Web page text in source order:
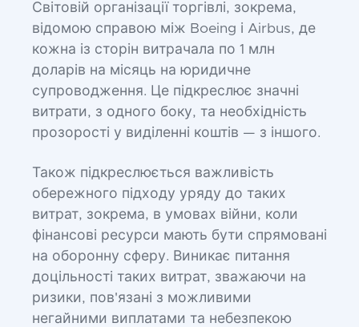
Світовій організації торгівлі, зокрема,
відомою справою між Boeing і Airbus, де
кожна із сторін витрачала по 1 млн
доларів на місяць на юридичне
супроводження. Це підкреслює значні
витрати, з одного боку, та необхідність
прозорості у виділенні коштів — з іншого.
Також підкреслюється важливість
обережного підходу уряду до таких
витрат, зокрема, в умовах війни, коли
фінансові ресурси мають бути спрямовані
на оборонну сферу. Виникає питання
доцільності таких витрат, зважаючи на
ризики, пов'язані з можливими
негайними виплатами та небезпекою